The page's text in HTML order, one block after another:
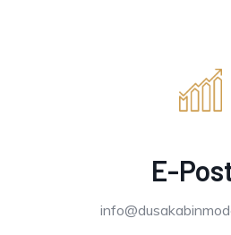
E-